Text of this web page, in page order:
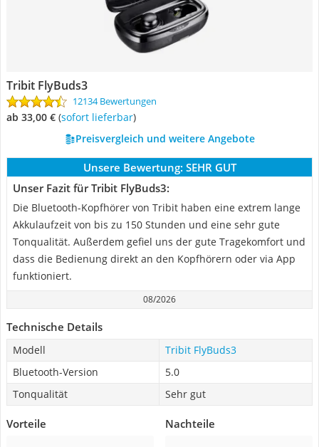
Tribit FlyBuds3
12134 Bewertungen
ab 33,00 € ( Sofort lieferbar)
Preisvergleich und weitere Angebote
Unsere Bewertung: SEHR GUT
Unser Fazit für Tribit FlyBuds3:
Die Bluetooth-Kopfhörer von Tribit haben eine extrem lange
Akkulaufzeit von bis zu 150 Stunden und eine sehr gute
Tonqualität. Außerdem gefiel uns der gute Tragekomfort und
dass die Bedienung direkt an den Kopfhörern oder via App
funktioniert.
08/2026
Technische Details
Modell
Tribit FlyBuds3
Bluetooth-Version
5.0
Tonqualität
Sehr gut
Vorteile Nachteile